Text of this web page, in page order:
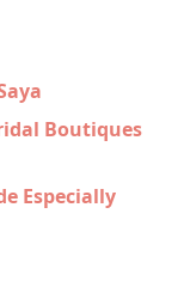
Boutiques
Especially